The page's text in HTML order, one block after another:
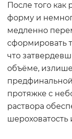
После того как
форму и
медленно
сформировать
что
объёме,
протяжке с
раствора